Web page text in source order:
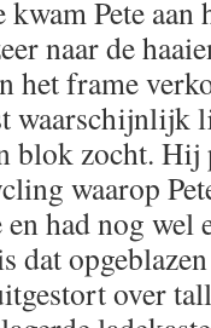
kwam Pete
naar de
het frame
waarschijnlijk
blok zocht. Hij
waarop
en had nog
dat
over